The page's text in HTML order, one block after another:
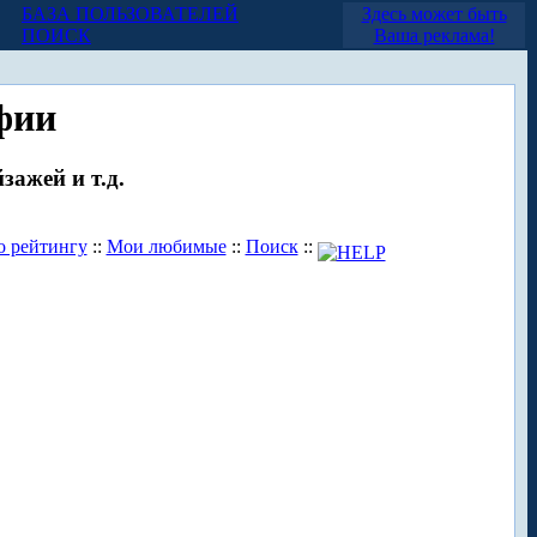
БАЗА ПОЛЬЗОВАТЕЛЕЙ
ПОИСК
Здесь может быть
Ваша реклама!
и т.д.
рейтингу:: Мои любимые:: Поиск::